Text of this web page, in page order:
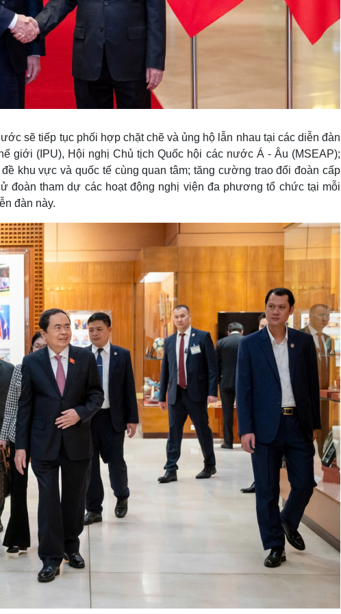
sẽ tiếp tục phối hợp chặt chẽ và ủng hộ lẫn nhau tại các diễn đàn
giới (IPU), Hội nghị Chủ tịch Quốc hội các nước Á - Âu (MSEAP);
khu vực và quốc tế cùng quan tâm; tăng cường trao đổi đoàn cấp
đoàn tham dự các hoạt động nghị viện đa phương tổ chức tại mỗi
đàn này.